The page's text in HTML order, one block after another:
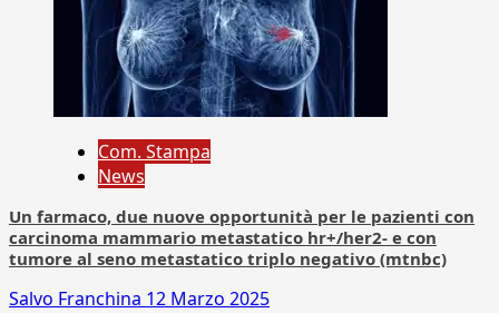
Com. Stampa
News
Un farmaco, due nuove opportunità per le pazienti con
carcinoma mammario metastatico hr+/her2- e con
tumore al seno metastatico triplo negativo (mtnbc)
Salvo Franchina 12 Marzo 2025